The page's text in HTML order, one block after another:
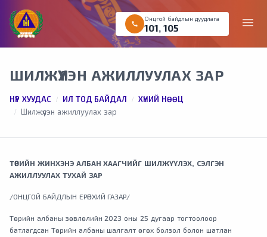
menu
call
Онцгой байдлын дуудлага
101 ,105
ШИЛЖҮҮЛЭН АЖИЛЛУУЛАХ ЗАР
НҮҮР ХУУДАС ИЛ ТОД БАЙДАЛ
ХҮНИЙ НӨӨЦ
Шилжүүлэн ажиллуулах зар
ТӨРИЙН ЖИНХЭНЭ АЛБАН ХААГЧИЙГ ШИЛЖҮҮЛЭХ, СЭЛГЭН
АЖИЛЛУУЛАХ ТУХАЙ ЗАР
/ОНЦГОЙ БАЙДЛЫН ЕРӨНХИЙ ГАЗАР/
Төрийн албаны зөвлөлийн 2023 оны 25 дугаар тогтоолоор
батлагдсан Төрийн албаны шалгалт өгөх болзол болон шатлан